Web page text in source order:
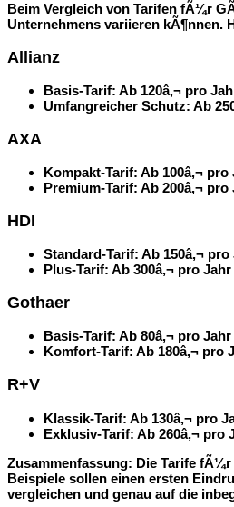
Beim Vergleich von Tarifen fÃ¼r
Unternehmens variieren kÃ¶nnen.
Allianz
Basis-Tarif: Ab 120â‚¬ pro
Umfangreicher Schutz: Ab
AXA
Kompakt-Tarif: Ab 100â‚¬ pro
Premium-Tarif: Ab 200â‚¬ pro
HDI
Standard-Tarif: Ab 150â‚¬ pro
Plus-Tarif: Ab 300â‚¬ pro
Gothaer
Basis-Tarif: Ab 80â‚¬ pro Jahr
Komfort-Tarif: Ab 180â‚¬ pro
R+V
Klassik-Tarif: Ab 130â‚¬ pro
Exklusiv-Tarif: Ab 260â‚¬ pro
Zusammenfassung: Die Tarife
Beispiele sollen einen ersten
vergleichen und genau auf die